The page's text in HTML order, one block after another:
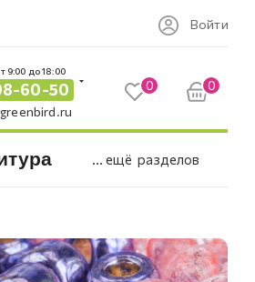
Войти
9:00 до 18:00
60-50 0 0
... ещё разделов